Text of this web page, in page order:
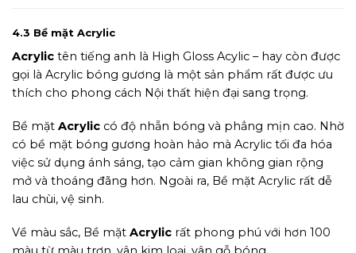
4.3 Bề mặt Acrylic
Acrylic tên tiếng anh là High Gloss Acylic – hay còn được
gọi là Acrylic bóng gương là một sản phẩm rất được ưu
thích cho phong cách Nội thất hiện đại sang trọng.
Bề mặt Acrylic có độ nhẵn bóng và phẳng mịn cao. Nhờ
có bề mặt bóng gương hoàn hảo mà Acrylic tối đa hóa
việc sử dụng ánh sáng, tạo cảm gian không gian rộng
mở và thoáng đãng hơn. Ngoài ra, Bề mặt Acrylic rất dễ
lau chùi, vệ sinh.
Về màu sắc, Bề mặt Acrylic rất phong phú với hơn 100